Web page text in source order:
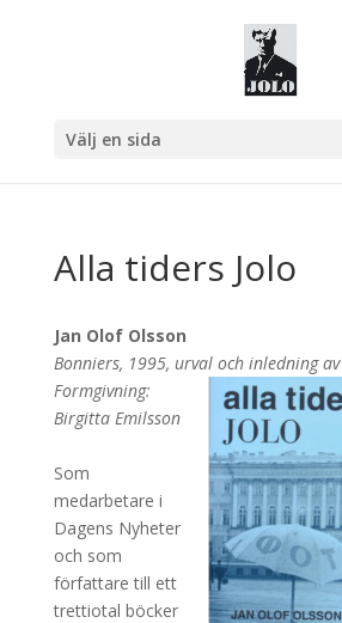
Välj en sida
Alla tiders Jolo
Jan Olof Olsson
Bonniers, 1995, urval och inledning av
Formgivning:
Birgitta Emilsson
Som
medarbetare i
Dagens Nyheter
och som
författare till ett
trettiotal böcker